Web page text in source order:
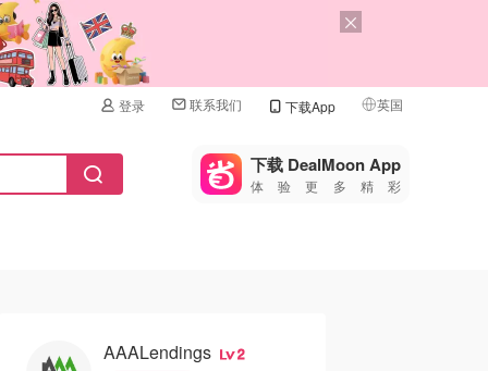
登录 联系我们 下载App 英国
🇺🇸
🇨🇳 中国
下载 DealMoon App
体验更多精彩
AAALendings 2